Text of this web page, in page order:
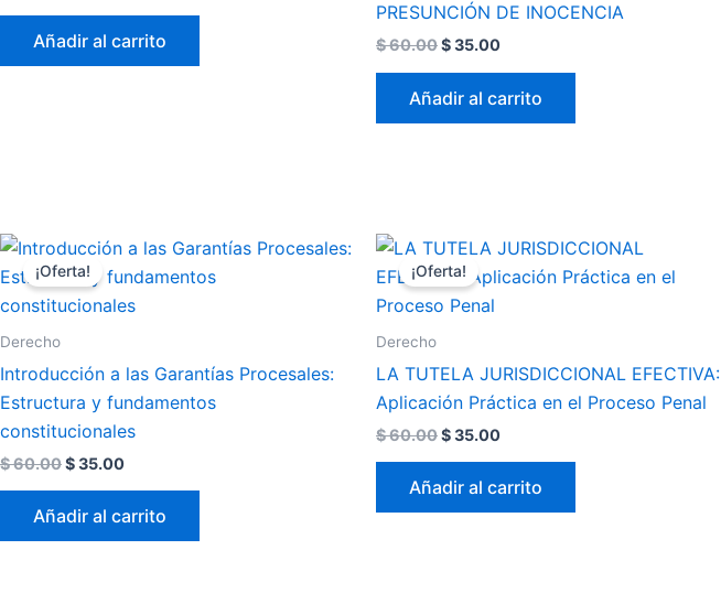
Añadir al carrito
PRESUNCIÓN DE INOCENCIA
$60.00$35.00
Añadir al carrito
¡Oferta!
Derecho
Introducción a las Garantías Procesales:
Estructura y fundamentos
constitucionales​
$60.00
El
precio
original
era:
$35.00
El
precio
actual
es:
Añadir al carrito
¡Oferta!
Derecho
LA TUTELA JURISDICCIONAL EFECTIVA:
Aplicación Práctica en el Proceso Penal
$60.00
El
precio
original
era:
$35.00
El
precio
actual
Añadir al carrito